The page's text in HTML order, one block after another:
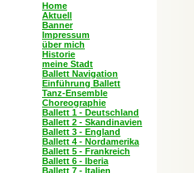
Home
Aktuell
Banner
Impressum
über mich
Historie
meine Stadt
Ballett Navigation
Einführung Ballett
Tanz-Ensemble
Choreographie
Ballett 1 - Deutschland
Ballett 2 - Skandinavien
Ballett 3 - England
Ballett 4 - Nordamerika
Ballett 5 - Frankreich
Ballett 6 - Iberia
Ballett 7 - Italien